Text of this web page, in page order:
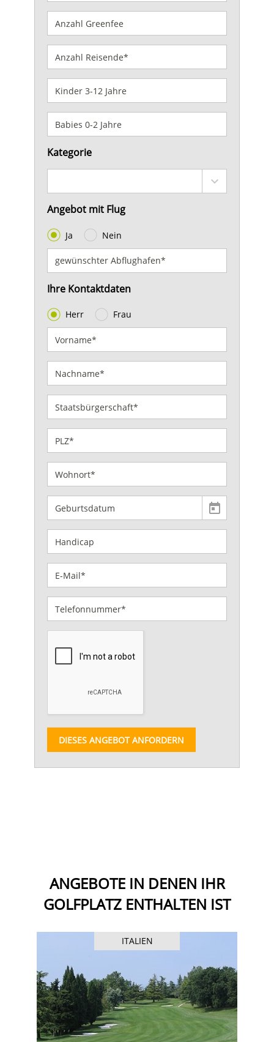
Kategorie
Angebot mit Flug
Ja Nein
Ihre Kontaktdaten
Herr Frau
DIESES ANGEBOT ANFORDERN
ANGEBOTE IN DENEN IHR
GOLFPLATZ ENTHALTEN IST
ITALIEN